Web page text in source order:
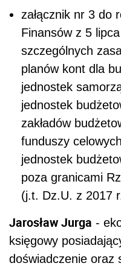
załącznik nr 3 do
Finansów z 5
szczególnych
planów kont dla
jednostek
jednostek
zakładów
funduszy
jednostek
poza granicami
(j.t. Dz.U. z 2017
Jarosław Jurga -
księgowy
doświadczenie oraz